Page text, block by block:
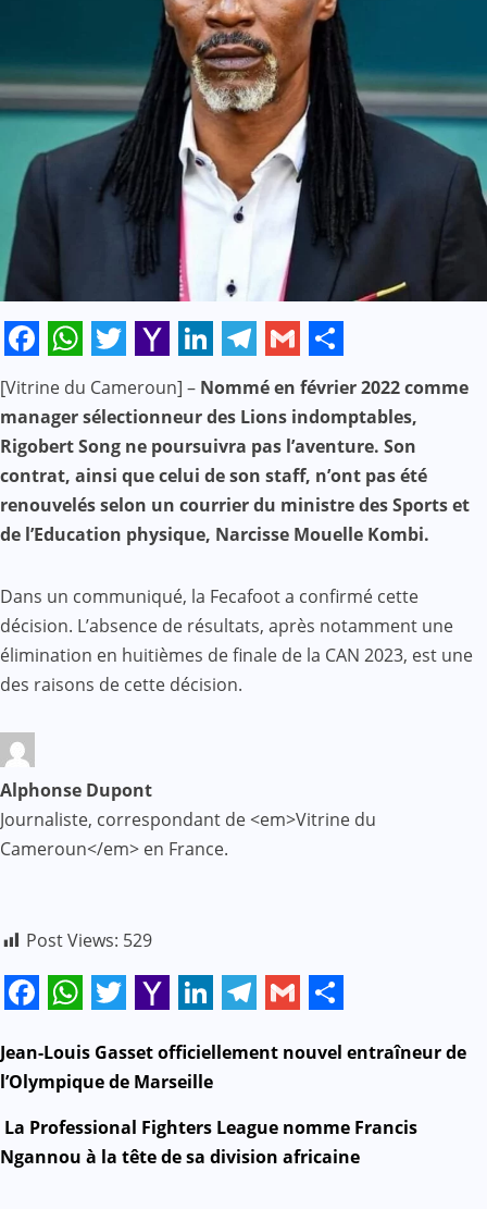
Facebook
WhatsApp
Twitter
Yahoo
Mail
LinkedIn
Telegram
GmailShare
[Vitrine du Cameroun] – Nommé en février 2022 comme
manager sélectionneur des Lions indomptables,
Rigobert Song ne poursuivra pas l’aventure. Son
contrat, ainsi que celui de son staff, n’ont pas été
renouvelés selon un courrier du ministre des Sports et
de l’Education physique, Narcisse Mouelle Kombi.
Dans un communiqué, la Fecafoot a confirmé cette
décision. L’absence de résultats, après notamment une
élimination en huitièmes de finale de la CAN 2023, est une
des raisons de cette décision.
Alphonse Dupont
Journaliste, correspondant de <em>Vitrine du
Cameroun</em> en France.
Post Views: 529
Mail
N
v
Jean-Louis Gasset officiellement nouvel entraîneur de
l’Olympique de Marseille
La Professional Fighters League nomme Francis
Ngannou à la tête de sa division africaine